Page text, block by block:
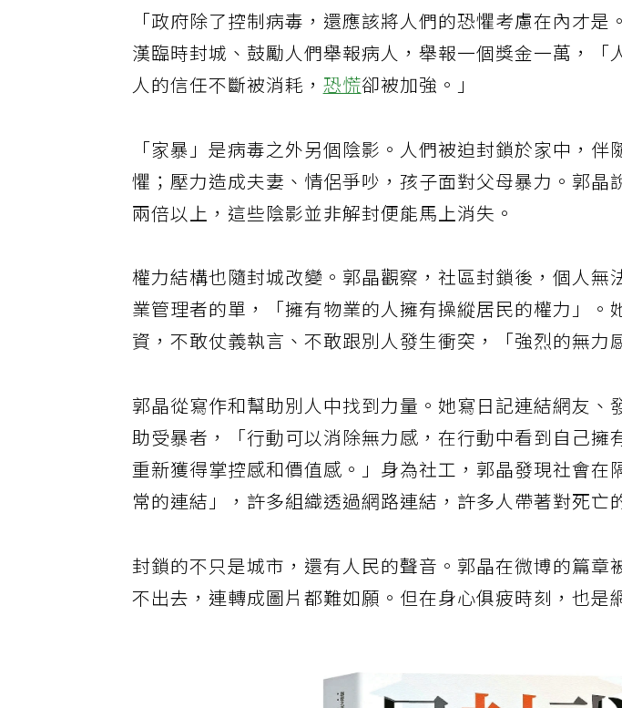
「政府除了控制病毒，還應該將人們的恐懼考慮在內才是
漢臨時封城、鼓勵人們舉報病人，舉報一個獎金一萬，「
人的信任不斷被消耗，恐慌卻被加強。」
「家暴」是病毒之外另個陰影。人們被迫封鎖於家中，伴
懼；壓力造成夫妻、情侶爭吵，孩子面對父母暴力。郭晶
兩倍以上，這些陰影並非解封便能馬上消失。
權力結構也隨封城改變。郭晶觀察，社區封鎖後，個人無
業管理者的單，「擁有物業的人擁有操縱居民的權力」。
資，不敢仗義執言、不敢跟別人發生衝突，「強烈的無力
郭晶從寫作和幫助別人中找到力量。她寫日記連結網友、
助受暴者，「行動可以消除無力感，在行動中看到自己擁
重新獲得掌控感和價值感。」身為社工，郭晶發現社會在
常的連結」，許多組織透過網路連結，許多人帶著對死亡
封鎖的不只是城市，還有人民的聲音。郭晶在微博的篇章
不出去，連轉成圖片都難如願。但在身心俱疲時刻，也是